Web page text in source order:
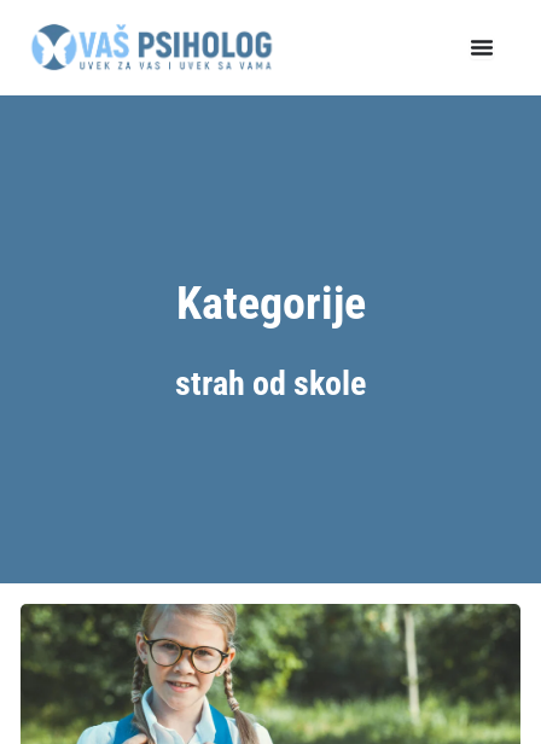
Kategorije
strah od skole